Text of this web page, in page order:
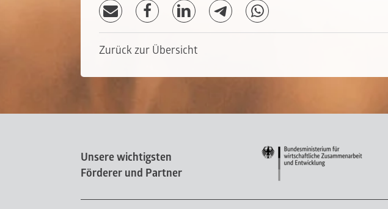
Zurück zur Übersicht
Unsere wichtigsten
Förderer und Partner